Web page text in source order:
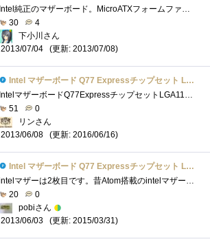
30
4
下小川さん
2013/07/04
(更新: 2013/07/08)
Intel マザーボード Q77 Expressチップセット LGA1155 BOXDQ77MK 【Micro-ATX】
51
0
リンさん
2013/06/08
(更新: 2016/06/16)
Intel マザーボード Q77 Expressチップセット LGA1155 BOXDQ77MK 【Micro-ATX】
20
0
pobiさん
2013/06/03
(更新: 2015/03/31)